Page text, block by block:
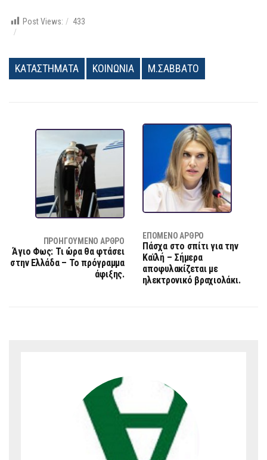
Post Views: 433
ΚΑΤΑΣΤΗΜΑΤΑ ΚΟΙΝΩΝΙΑ Μ.ΣΑΒΒΑΤΟ
ΠΡΟΗΓΟΎΜΕΝΟ ΆΡΘΡΟ
Άγιο Φως: Τι ώρα θα φτάσει
στην Ελλάδα – Το πρόγραμμα
άφιξης.
ΕΠΌΜΕΝΟ ΆΡΘΡΟ
Πάσχα στο σπίτι για την
Καϊλή – Σήμερα
αποφυλακίζεται με
ηλεκτρονικό βραχιολάκι.